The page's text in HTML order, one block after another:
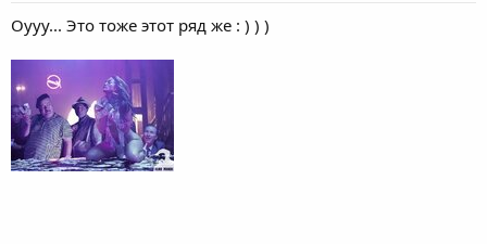
Оууу... Это тоже этот ряд же : ) ) )